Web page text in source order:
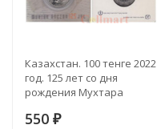
Казахстан. 100 тенге 2022
год. 125 лет со дня
рождения Мухтара
550 ₽